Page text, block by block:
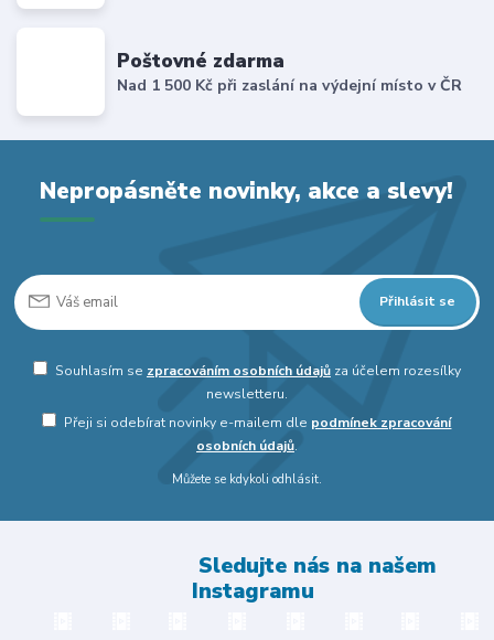
Poštovné zdarma
Nad 1 500 Kč při zaslání na výdejní místo v ČR
Nepropásněte novinky, akce a slevy!
Přihlásit se
Souhlasím se zpracováním osobních údajůza účelem rozesílky
newsletteru.
Přeji si odebírat novinky e-mailem dle podmínek zpracování
osobních údajů.
Můžete se kdykoli odhlásit.
Sledujte nás na našem
Instagramu